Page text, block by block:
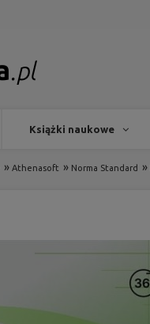
Książki naukowe
» Athenasoft » Norma Standard »